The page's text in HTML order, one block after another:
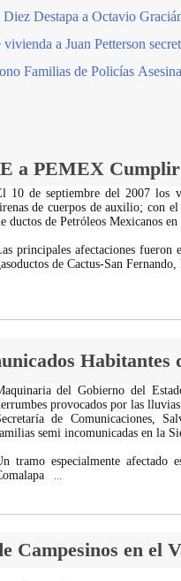
Diez Destapa a Octavio
a Juan Petterson
Familias de Policías
a PEMEX
10 de septiembre del 2007 los
de cuerpos de auxilio; con
ductos de Petróleos Mexicanos
principales afectaciones fueron
de Cactus-San
Habitantes
del Gobierno del
provocados por las
de Comunicaciones,
semi incomunicadas en la
tramo especialmente afectado
Campesinos en el